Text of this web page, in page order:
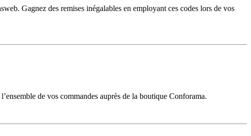
Gagnez des remises inégalables en employant ces codes lors de vos
de vos commandes auprès de la boutique Conforama.